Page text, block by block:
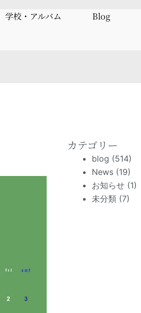
学校・アルバム Blog
カテゴリー
blog (514)
News (19)
お知らせ (1)
未分類 (7)